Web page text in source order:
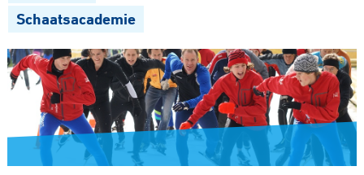
Schaatsacademie